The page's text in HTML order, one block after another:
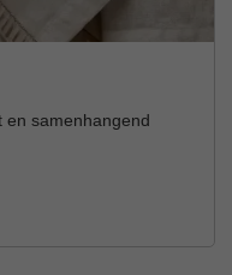
en samenhangend